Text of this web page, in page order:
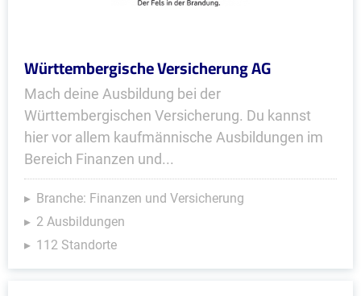
Württembergische Versicherung AG
Mach deine Ausbildung bei der
Württembergischen Versicherung. Du kannst
hier vor allem kaufmännische Ausbildungen im
Bereich Finanzen und...
Branche: Finanzen und Versicherung
2 Ausbildungen
112 Standorte